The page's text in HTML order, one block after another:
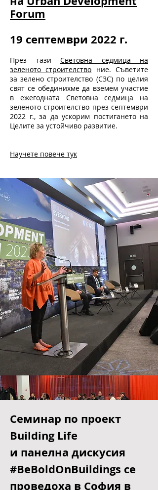
BGBC отбеляза
събитието в рамките
Forum
19 септември 2022 г.
През тазиСветовна седмица на
зеленото строителствоние. Съветите
за зелено строителство (СЗС) по целия
свят се обединихме да вземем участие
в ежегодната Световна седмица на
Целите за устойчиво развитие.
Научете повече тук
Cеминар по проект
Building Life
и панелна дискусия